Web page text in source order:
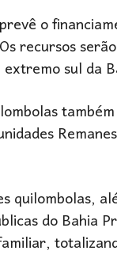
o
recursos
sul da
quilombolas,
do Bahia